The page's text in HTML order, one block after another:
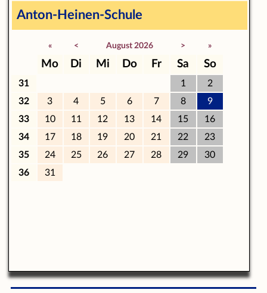
Anton-Heinen-Schule